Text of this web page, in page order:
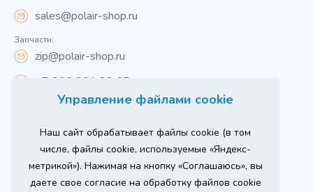
Управление файлами cookie
Наш сайт обрабатывает файлы cookie (в том
числе, файлы cookie, используемые «Яндекс-
метрикой»). Нажимая на кнопку «Соглашаюсь», вы
даете свое согласие на обработку файлов cookie
sales@polair-shop.ru
Запчасти:
zip@polair-shop.ru
+7 800 301 33 65
Вся информация на сайте о товарах носит
справочный характер и не является публичной
офертой в соответствии с пунктом 2 статьи 437 ГК РФ.
Для получения подробной информации о наличии и
стоимости указанных товаров и (или) услуг,
пожалуйста, обращайтесь к менеджеру сайта по